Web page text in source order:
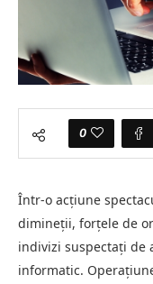
0
Într-o acțiune
dimineții, forțele de
indivizi suspectați de
informatic.